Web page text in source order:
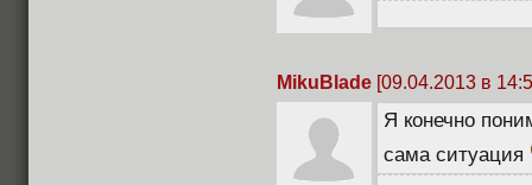
MikuBlade [09.04.2013 в
Я конечно
сама ситуация